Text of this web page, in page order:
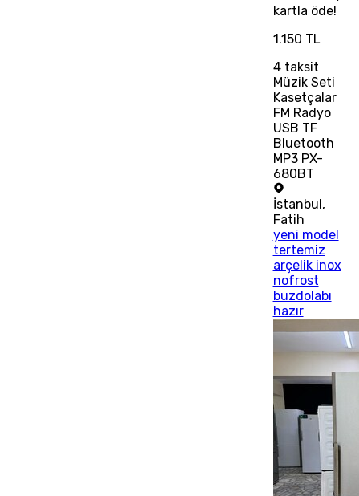
kartla öde!
1.150 TL
4taksit
Müzik Seti
Kasetçalar
FM Radyo
USB TF
Bluetooth
MP3 PX-
680BT
İstanbul,
Fatih
yeni model
tertemiz
arçelik inox
nofrost
buzdolabı
hazır